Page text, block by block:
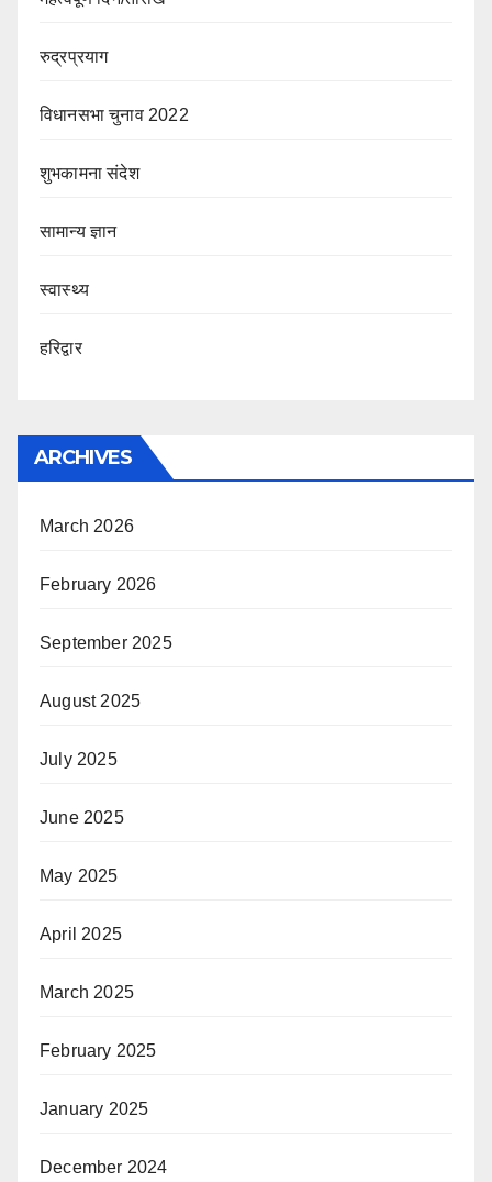
रुद्रप्रयाग
विधानसभा चुनाव 2022
शुभकामना संदेश
सामान्य ज्ञान
स्वास्थ्य
हरिद्वार
ARCHIVES
March 2026
February 2026
September 2025
August 2025
July 2025
June 2025
May 2025
April 2025
March 2025
February 2025
January 2025
December 2024